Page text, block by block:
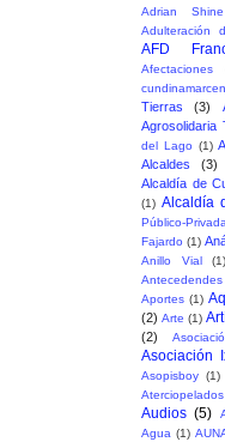
Adrian Shine
Adulteración
AFD
Afectaciones
Tierras
(3)
Agrosolidaria
del Lago (1)
Alcaldes
(3)
Alcaldía de
(1) Alcaldía
Público-Privada
Fajardo (1)
Anillo Vial
(1)
Antecedendes
Aportes (1)
(2) Arte (1)
(2)
Asociación
Asopisboy (1)
Aterciopelados
Audios (5)
Agua (1)